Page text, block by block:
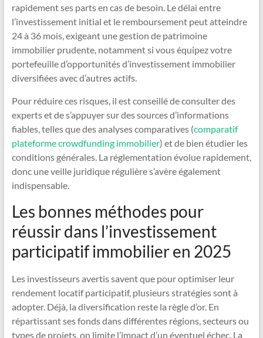
rapidement ses parts en cas de besoin. Le délai entre
l’investissement initial et le remboursement peut atteindre
24 à 36 mois, exigeant une gestion de patrimoine
immobilier prudente, notamment si vous équipez votre
portefeuille d’opportunités d’investissement immobilier
diversifiées avec d’autres actifs.
Pour réduire ces risques, il est conseillé de consulter des
experts et de s’appuyer sur des sources d’informations
fiables, telles que des analyses comparatives (comparatif
plateforme crowdfunding immobilier) et de bien étudier les
conditions générales. La réglementation évolue rapidement,
donc une veille juridique régulière s’avère également
indispensable.
Les bonnes méthodes pour
réussir dans l’investissement
participatif immobilier en 2025
Les investisseurs avertis savent que pour optimiser leur
rendement locatif participatif, plusieurs stratégies sont à
adopter. Déjà, la diversification reste la règle d’or. En
répartissant ses fonds dans différentes régions, secteurs ou
types de projets, on limite l’impact d’un éventuel échec. La